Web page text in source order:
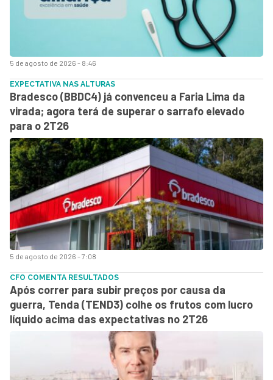
5 de agosto de 2026 - 8:46
5 de agosto de 2026 - 7:08
EXPECTATIVA NAS ALTURAS
Bradesco (BBDC4) já convenceu a Faria Lima da
virada; agora terá de superar o sarrafo elevado
para o 2T26
CFO COMENTA RESULTADOS
Após correr para subir preços por causa da
guerra, Tenda (TEND3) colhe os frutos com lucro
líquido acima das expectativas no 2T26